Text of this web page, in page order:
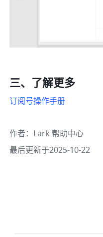
三、了解更多
订阅号操作手册
作者： Lark 帮助中心
最后更新于2025-10-22